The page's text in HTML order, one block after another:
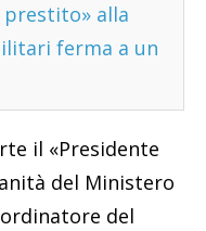
prestito» alla
ferma a un
il «Presidente
del Ministero
del